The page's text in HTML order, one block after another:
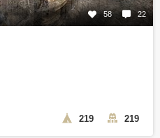
58 22
219 219